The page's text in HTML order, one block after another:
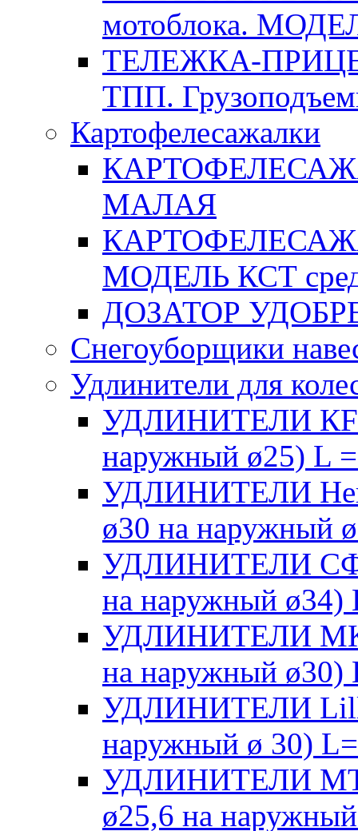
мотоблока.
ТЕЛЕЖКА-
ТПП.
Картофелесажалки
МАЛАЯ
МОДЕЛЬ КСТ
ДОЗАТОР
Снегоуборщики
Удлинители для
УДЛИНИТЕЛИ КF
наружный ø25) L
УДЛИНИТЕЛИ
ø30 на наружный
УДЛИНИТЕЛИ
на наружный ø34)
УДЛИНИТЕЛИ МК
на наружный ø30)
УДЛИНИТЕЛИ Lilli
наружный ø 30)
УДЛИНИТЕЛИ
ø25,6 на